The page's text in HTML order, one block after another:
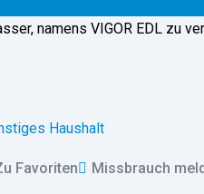
namens VIGOR EDL zu
Haushalt
Favoriten Missbrauch